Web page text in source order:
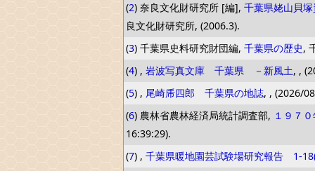
(2) 奈良文化財研究所 [編], 千葉県姥山貝
良文化財研究所, (2006.3).
(3) 千葉県史料研究財団編, 千葉県の歴史,
(4) , 岩波写真文庫 千葉県 －新風土, ,
(5) , 尾崎乕四郎 千葉県の地誌, , (2026/
(6) 農林省農林経済局統計調査部, １９７
16:39:29).
(7) , 千葉県暖地園芸試験場研究報告 1-